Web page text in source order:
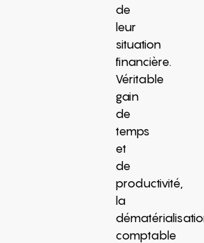
de
leur
situation
financière.
Véritable
gain
de
temps
et
de
productivité,
la
comptable